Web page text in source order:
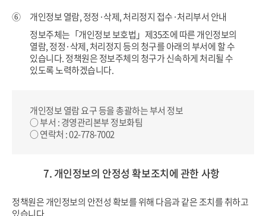
⑥
개인정보 열람, 정정·삭제, 처리정지 접수·처리부서 안내
정보주체는「개인정보 보호법」제35조에 따른 개인정보의
열람, 정정·삭제, 처리정지 등의 청구를 아래의 부서에 할 수
있습니다.정책원은 정보주체의 청구가 신속하게 처리될 수
있도록 노력하겠습니다.
개인정보 열람 요구 등을 총괄하는 부서 정보
○ 부서 : 경영관리본부 정보화팀
○ 연락처 : 02-778-7002
7. 개인정보의 안정성 확보조치에 관한 사항
정책원은 개인정보의 안전성 확보를 위해 다음과 같은 조치를 취하고